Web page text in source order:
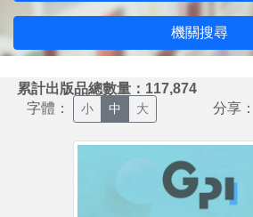
機關搜尋
累計出版品總數量：117,874
字體： 小 中 大 分享：